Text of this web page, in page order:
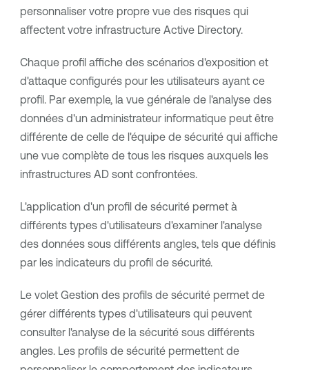
personnaliser votre propre vue des risques qui
affectent votre infrastructure Active Directory.
Chaque profil affiche des scénarios d'exposition et
d'attaque configurés pour les utilisateurs ayant ce
profil. Par exemple, la vue générale de l'analyse des
données d'un administrateur informatique peut être
différente de celle de l'équipe de sécurité qui affiche
une vue complète de tous les risques auxquels les
infrastructures AD sont confrontées.
L'application d'un profil de sécurité permet à
différents types d'utilisateurs d'examiner l'analyse
des données sous différents angles, tels que définis
par les indicateurs du profil de sécurité.
Le volet Gestion des profils de sécurité permet de
gérer différents types d'utilisateurs qui peuvent
consulter l'analyse de la sécurité sous différents
angles. Les profils de sécurité permettent de